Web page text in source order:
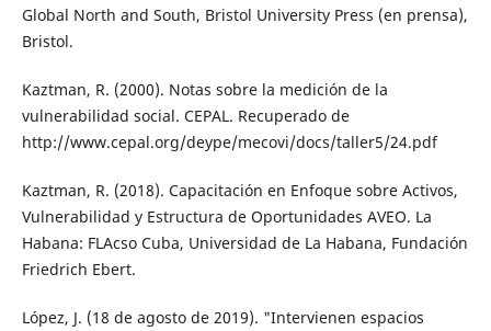
Global North and South, Bristol University Press (en prensa),
Bristol.
Kaztman, R. (2000). Notas sobre la medición de la
vulnerabilidad social. CEPAL. Recupera­do de
http://www.cepal.org/deype/meco­vi/docs/taller5/24.pdf
Kaztman, R. (2018). Capacitación en Enfoque sobre Activos,
Vulnerabilidad y Estructura de Oportunidades AVEO. La
Habana: FLAcso Cuba, Universidad de La Habana, Funda­ción
Friedrich Ebert.
López, J. (18 de agosto de 2019). "Inter­vienen espacios